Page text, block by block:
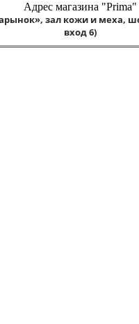
Адрес магазина "Prima"
зал кожи и меха,
вход 6)